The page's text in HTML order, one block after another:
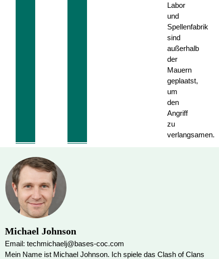
Labor
und
Spellenfabrik
sind
außerhalb
der
Mauern
geplaatst,
um
den
Angriff
zu
verlangsamen.
Michael Johnson
Email: techmichaelj@bases-coc.com
Mein Name ist Michael Johnson. Ich spiele das Clash of Clans